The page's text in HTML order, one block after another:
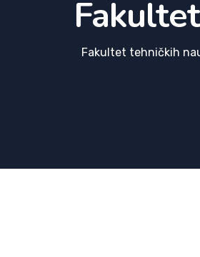
Fakultet tehničkih